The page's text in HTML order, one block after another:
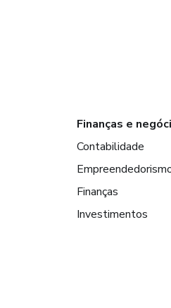
Finanças e
Contabilidade
Finanças
Investimentos